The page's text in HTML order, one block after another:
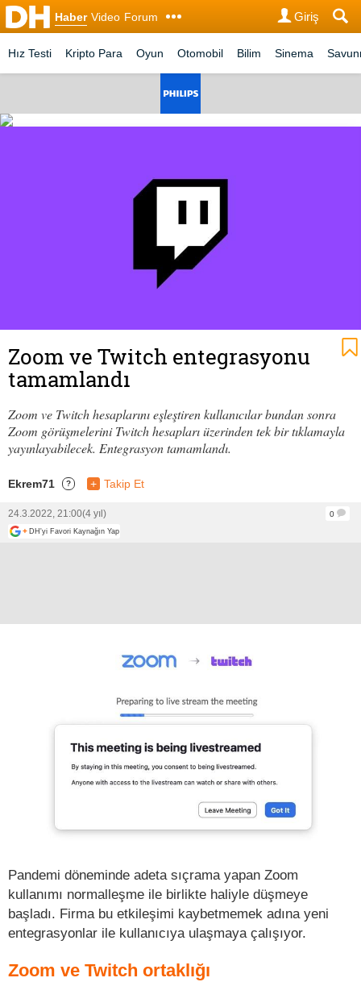
Haber Video Forum Giriş
Hız Testi Kripto Para Oyun Otomobil Bilim Sinema
Zoom ve Twitch entegrasyonu
tamamlandı
Zoom ve Twitch hesaplarını eşleştiren kullanıcılar bundan sonra
Zoom görüşmelerini Twitch hesapları üzerinden tek bir tıklamayla
yayınlayabilecek. Entegrasyon tamamlandı.
Ekrem71 ? + Takip Et
24.3.2022, 21:00(4 yıl)
0
+ DH'yi Favori Kaynağın Yap
Pandemi döneminde adeta sıçrama yapan Zoom
kullanımı normalleşme ile birlikte haliyle düşmeye
başladı. Firma bu etkileşimi kaybetmemek adına yeni
entegrasyonlar ile kullanıcıya ulaşmaya çalışıyor.
Zoom ve Twitch ortaklığı